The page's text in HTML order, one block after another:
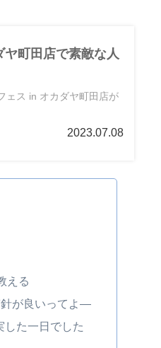
ヤ町田店で素敵な人
ェス in オカダヤ町田店が
2023.07.08
える
が良いってよ―
した一日でした